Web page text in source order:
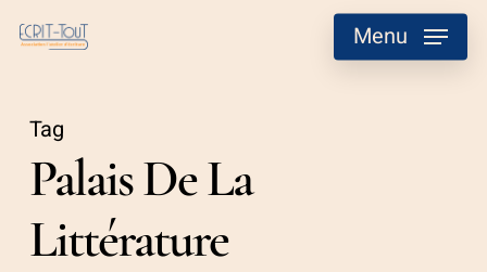
Skip
content
Menu
Tag
Palais De La
Littérature